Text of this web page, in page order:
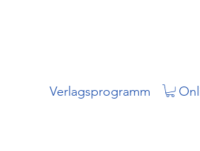
Verlagsprogramm